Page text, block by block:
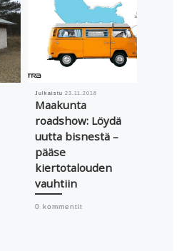
Julkaistu23.11.2018
Maakunta
roadshow: Löydä
uutta bisnestä –
pääse
kiertotalouden
vauhtiin
0 kommentit